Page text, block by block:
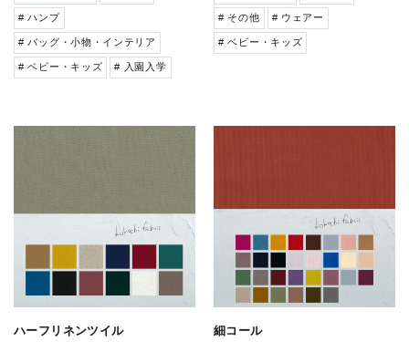
# ハンプ
# バッグ・小物・インテリア
# ベビー・キッズ # 入園入学
# その他 # ウェアー
# ベビー・キッズ
ハーフリネンツイル 細コール